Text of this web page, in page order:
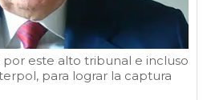
este alto tribunal e incluso
para lograr la captura